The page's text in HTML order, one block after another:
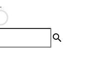
search